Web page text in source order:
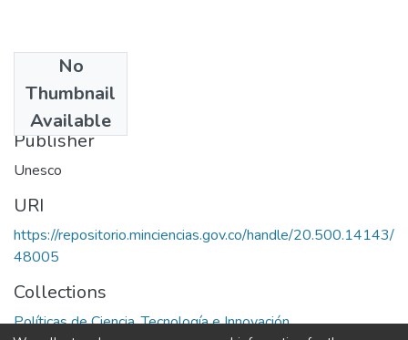
No
Thumbnail
Available
1974
Publisher
Unesco
URI
https://repositorio.minciencias.gov.co/handle/20.500.14143/
48005
Collections
Políticas de Ciencia, Tecnología e Innovación